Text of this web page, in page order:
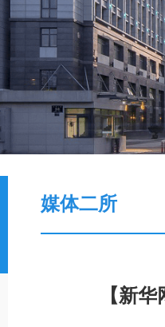
媒体二所
【新